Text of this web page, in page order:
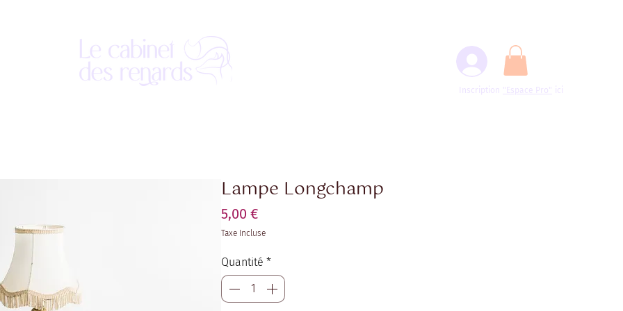
Inscription "Espace Pro" ici
Lampe Longchamp
5,00 €
Taxe Incluse
Quantité *